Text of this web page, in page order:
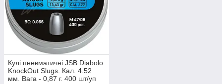
Кулі пневматичні JSB Diabolo
KnockOut Slugs. Кал. 4.52
мм. Вага - 0,87 г. 400 шт/уп